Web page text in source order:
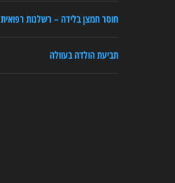
חוסר חמצן בלידה – רשלנות רפואית
תביעת הולדה בעוולה